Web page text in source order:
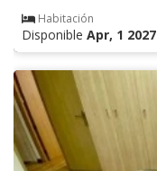
Habitación
Disponible Apr, 1 2027